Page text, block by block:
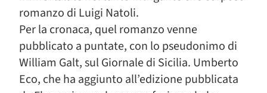
romanzo di Luigi Natoli.
Per la cronaca, quel romanzo venne
pubblicato a puntate, con lo pseudonimo di
William Galt, sul Giornale di Sicilia. Umberto
Eco, che ha aggiunto all’edizione pubblicata